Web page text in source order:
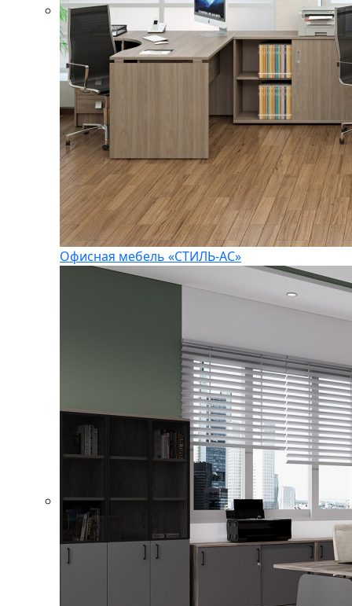
Офисная мебель «СТИЛЬ-АС»